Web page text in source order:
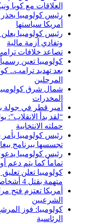
العلاقات مع كوبا
رئيس كولومبيا يحذر
أمريكا سياستها
رئيس كولومبيا
وتفادي أزمة مالية
تصاعد خلافات ترامب
كولومبيا تعين
بعد تهديد ترامب..
المرحلين
شمال شرق
المخدرات
أمير قطر في جولة
“لقد بدأ الانقلاب”:
حملته الانتخابية
رئيس كولومبيا
تجسسها ببرنامج
رئيس كولومبيا
تماماً كما يتم دعم
كولومبيا تعلن
متهمة بقتل 4 أشخاص
أمريكا تعتزم فتح
الشرعيين
كولومبيا: فوز
الرئاسية